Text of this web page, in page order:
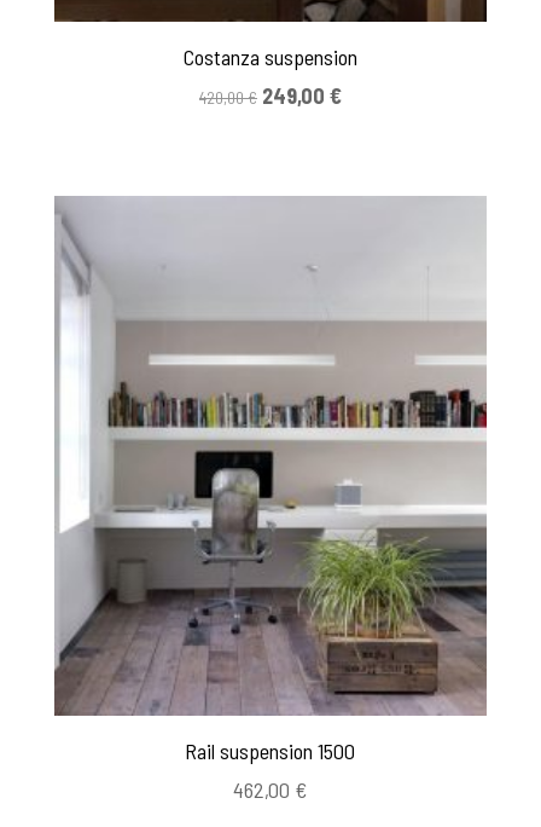
Costanza suspension
420,00€ Alkuperäinen
249,00 €Nykyinen
Rail suspension 1500
462,00 €